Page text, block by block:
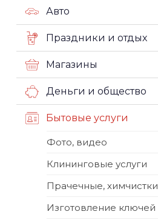
Авто
Праздники и отдых
Магазины
Деньги и общество
Бытовые услуги
Фото, видео
Клининговые услуги
Прачечные, химчистки
Изготовление ключей